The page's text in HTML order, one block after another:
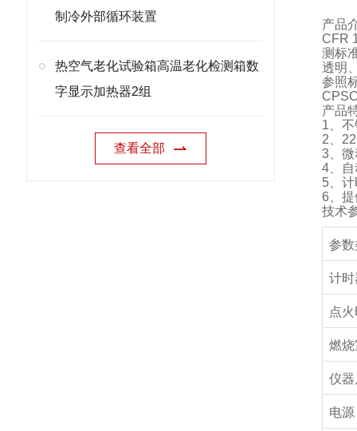
制冷外部循环装置
热空气老化试验箱高温老化检测箱数
字显示加热器2组
查看全部
产品
CFR
测标
透明
参照
产品
1 、
2
22
3 、
4 、
5 、
6 、
技术
参
计
点
燃
仪
电源